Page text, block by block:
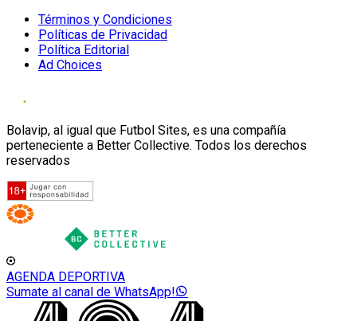
Términos y Condiciones
Políticas de Privacidad
Política Editorial
Ad Choices
Bolavip, al igual que Futbol Sites, es una compañía
perteneciente a Better Collective. Todos los derechos
reservados
AGENDA DEPORTIVA
Sumate al canal de WhatsApp!